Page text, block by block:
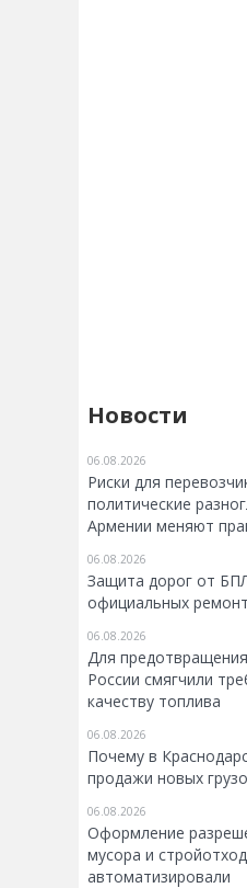
Новости
06.08.2026
Риски для
политические
Армении меняют
06.08.2026
Защита дорог от
официальных
06.08.2026
Для
России смягчили
качеству топлива
06.08.2026
Почему в
продажи новых
06.08.2026
Оформление
мусора и
автоматизировали